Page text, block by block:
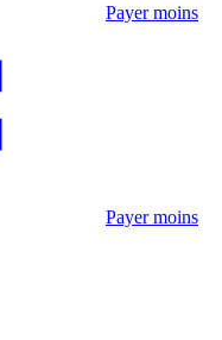
Payer moins
Payer moins